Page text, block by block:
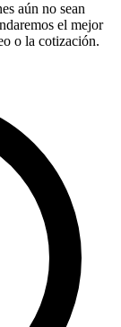
aún no sean
el mejor
o la cotización.